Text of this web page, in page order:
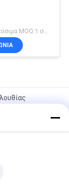
Διαπραγματεύσιμα MOQ:1 σύνολο
γωνίας dmf-
dmf-ζ-25